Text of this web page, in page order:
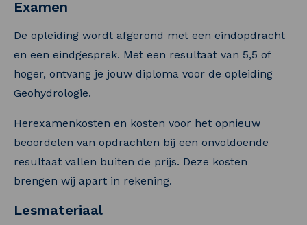
Examen
De opleiding wordt afgerond met een eindopdracht
en een eindgesprek. Met een resultaat van 5,5 of
hoger, ontvang je jouw diploma voor de opleiding
Geohydrologie.
Herexamenkosten en kosten voor het opnieuw
beoordelen van opdrachten bij een onvoldoende
resultaat vallen buiten de prijs. Deze kosten
brengen wij apart in rekening.
Lesmateriaal